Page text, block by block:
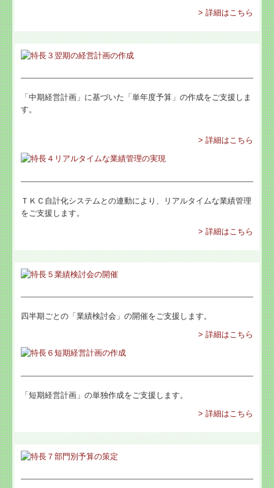
> 詳細はこちら
「中期経営計画」に基づいた「単年度予算」の作成をご支援しま
す。
> 詳細はこちら
ＴＫＣ自計化システムとの連動により、リアルタイムな業績管理
をご支援します。
> 詳細はこちら
四半期ごとの「業績検討会」の開催をご支援します。
> 詳細はこちら
「短期経営計画」の単独作成をご支援します。
> 詳細はこちら